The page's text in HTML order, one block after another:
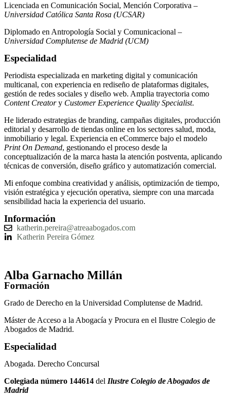
Licenciada en Comunicación Social, Mención Corporativa –
Universidad Católica Santa Rosa (UCSAR)
Diplomado en Antropología Social y Comunicacional –
Universidad Complutense de Madrid (UCM)
Especialidad
Periodista especializada en marketing digital y comunicación
multicanal, con experiencia en rediseño de plataformas digitales,
gestión de redes sociales y diseño web. Amplia trayectoria como
Content Creatory Customer Experience Quality Specialist.
He liderado estrategias de branding, campañas digitales, producción
editorial y desarrollo de tiendas online en los sectores salud, moda,
inmobiliario y legal. Experiencia en eCommerce bajo el modelo
Print On Demand, gestionando el proceso desde la
conceptualización de la marca hasta la atención postventa, aplicando
técnicas de conversión, diseño gráfico y automatización comercial.
Mi enfoque combina creatividad y análisis, optimización de tiempo,
visión estratégica y ejecución operativa, siempre con una marcada
sensibilidad hacia la experiencia del usuario.
Información
katherin.pereira@atreaabogados.com
Katherin Pereira Gómez
Alba Garnacho Millán
Formación
Grado de Derecho en la Universidad Complutense de Madrid.
Máster de Acceso a la Abogacía y Procura en el Ilustre Colegio de
Abogados de Madrid.
Especialidad
Abogada. Derecho Concursal
Colegiada número 144614 del Ilustre Colegio de Abogados de
Madrid